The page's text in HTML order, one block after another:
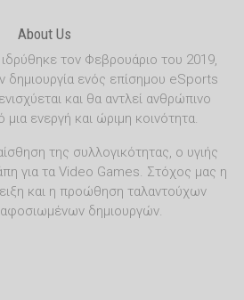
About Us
τον Φεβρουάριο του 2019,
δημιουργία ενός επίσημου eSports
και θα αντλεί ανθρώπινο
ενεργή και ώριμη κοινότητα.
της συλλογικότητας, ο υγιής
για τα Video Games. Στόχος μας η
και η προώθηση ταλαντούχων
αφοσιωμένων δημιουργών.